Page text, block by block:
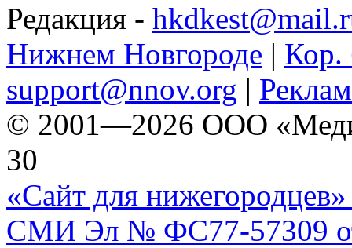
Редакция -
Нижнем Новгороде | Кор.
support@nnov.org |
© 2001—2026 ООО
30
«Сайт для нижегородцев»
СМИ Эл № ФС77-57309